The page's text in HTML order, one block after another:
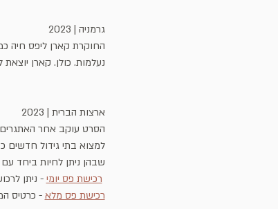
גרמניה | 2023
החוקרת קארן ליפס חיה
נעלמות. כולן. קארן
ארצות הברית | 2023
הסרט עוקב אחר האתגרים
למצוא בתי גידול חדשים
שבהן ניתן לחיות ביחד
רכישת פס יומי - ניתן
רכישת פס מלא - כרטיס